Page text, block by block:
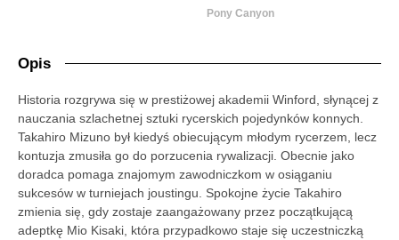
Pony Canyon
Opis
Historia rozgrywa się w prestiżowej akademii Winford, słynącej z
nauczania szlachetnej sztuki rycerskich pojedynków konnych.
Takahiro Mizuno był kiedyś obiecującym młodym rycerzem, lecz
kontuzja zmusiła go do porzucenia rywalizacji. Obecnie jako
doradca pomaga znajomym zawodniczkom w osiąganiu
sukcesów w turniejach joustingu. Spokojne życie Takahiro
zmienia się, gdy zostaje zaangażowany przez początkującą
adeptkę Mio Kisaki, która przypadkowo staje się uczestniczką